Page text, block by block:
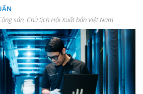
sản, Chủ tịch Hội Xuất bản Việt Nam